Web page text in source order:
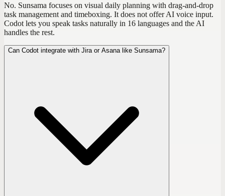
No. Sunsama focuses on visual daily planning with drag-and-drop
task management and timeboxing. It does not offer AI voice input.
Codot lets you speak tasks naturally in 16 languages and the AI
handles the rest.
Can Codot integrate with Jira or Asana like Sunsama?